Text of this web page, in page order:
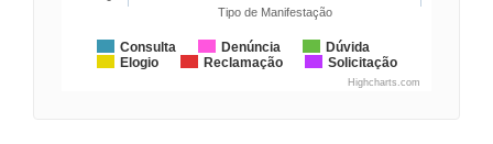
Consulta Denúncia
Dúvida
Elogio
Reclamação Solicitação
Tipo de Manifestação
Highcharts.com